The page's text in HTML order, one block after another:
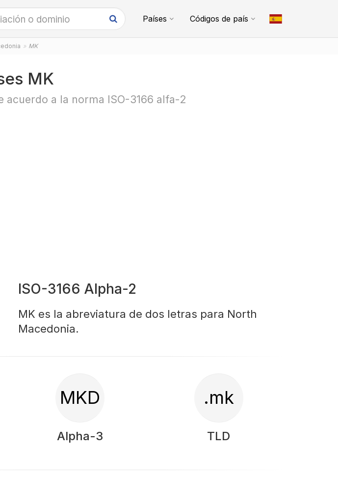
Países Códigos de país
MK
MK
acuerdo a la norma ISO-3166 alfa-2
ISO-3166 Alpha-2
MK es la abreviatura de dos letras para North
Macedonia.
MKD
Alpha-3
.mk
TLD